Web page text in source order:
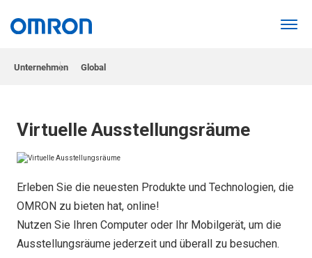
Unternehmen Global
STARTSEITE (EN)
Virtuelle Ausstellungsräume
Erleben Sie die neuesten Produkte und Technologien, die
OMRON zu bieten hat, online!
Nutzen Sie Ihren Computer oder Ihr Mobilgerät, um die
Ausstellungsräume jederzeit und überall zu besuchen.